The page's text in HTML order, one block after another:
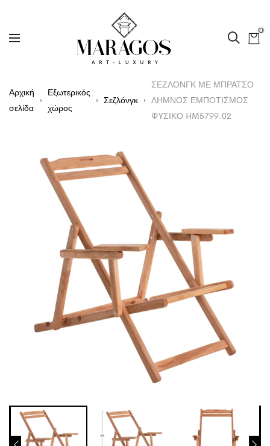
0
Αρχική
σελίδα
Εξωτερικός
χώρος
Σεζλόνγκ
ΣΕΖΛΟΝΓΚ ΜΕ ΜΠΡΑΤΣΟ
ΛΗΜΝΟΣ ΕΜΠΟΤΙΣΜΟΣ
ΦΥΣΙΚΟ HM5799.02